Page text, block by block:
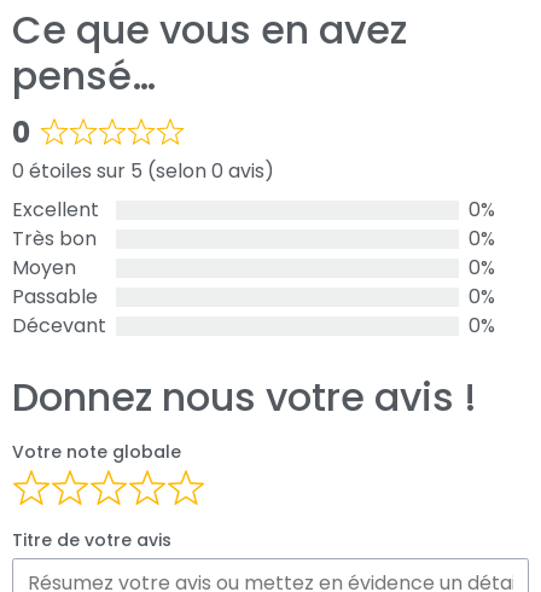
Ce que vous en avez
pensé…
0
0 étoiles sur 5 (selon 0 avis)
Excellent
0%
Très bon
0%
Moyen
0%
Passable
0%
Décevant
0%
Donnez nous votre avis !
Votre note globale
Titre de votre avis